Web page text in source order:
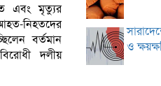
এবং মৃত্যুর
নিহতদের
বর্তমান
দলীয়
ও